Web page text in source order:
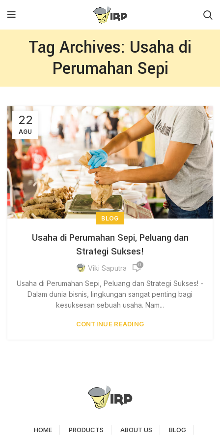
Tag Archives: Usaha di
Perumahan Sepi
22
AGU
BLOG
Usaha di Perumahan Sepi, Peluang dan
Strategi Sukses!
Viki Saputra 0
Usaha di Perumahan Sepi, Peluang dan Strategi Sukses! -
Dalam dunia bisnis, lingkungan sangat penting bagi
kesuksesan sebuah usaha. Nam...
CONTINUE READING
HOME PRODUCTS ABOUT US
BLOG